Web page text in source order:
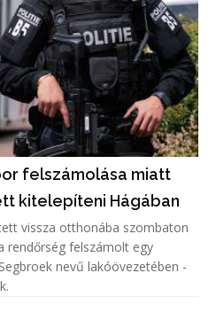
felszámolása miatt
kitelepíteni Hágában
vissza otthonába szombaton
rendőrség felszámolt egy
nevű lakóövezetében -